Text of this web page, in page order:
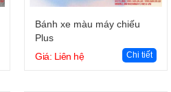
Giỏ hàng
Bánh xe màu máy chiếu
Plus
Giá: Liên hệ
Chi tiết